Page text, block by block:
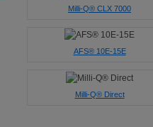
Milli-Q® CLX 7000
AFS® 10E-15E
Milli-Q® Direct